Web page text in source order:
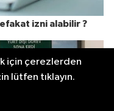
izni alabilir ?
için çerezlerden
lütfen tıklayın.